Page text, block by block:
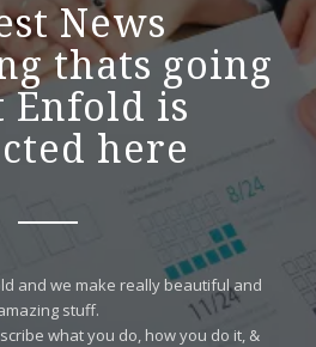
News
thats going
Enfold is
here
and we make really beautiful and
stuff.
what you do, how you do it, &